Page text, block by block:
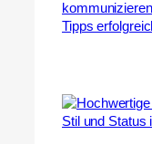
Tipps